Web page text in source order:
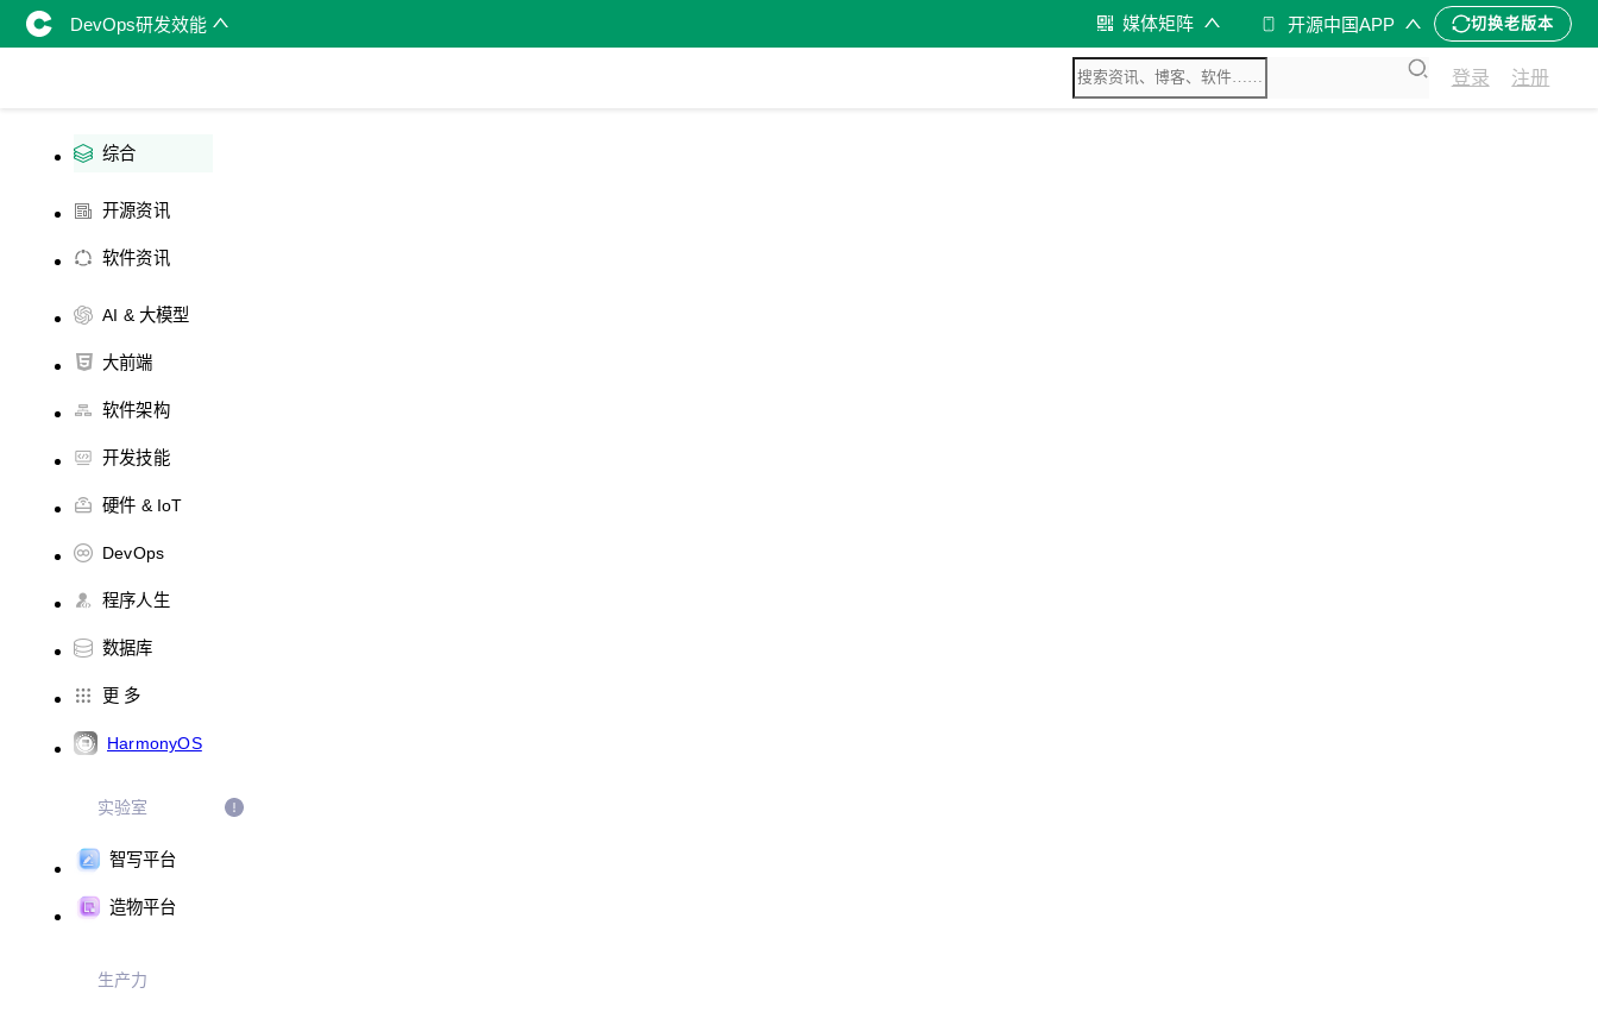
DevOps研发效能 媒体矩阵 开源中国APP 切换老版本
登录 注册
综合
开源资讯
软件资讯
AI & 大模型
大前端
软件架构
开发技能
硬件 & IoT
DevOps
程序人生
数据库
更 多
HarmonyOS
实验室
智写平台
造物平台
生产力